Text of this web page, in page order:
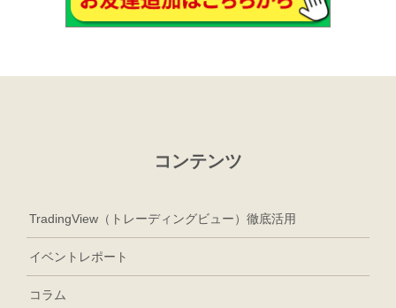
コンテンツ
TradingView（トレーディングビュー）徹底活用
イベントレポート
コラム